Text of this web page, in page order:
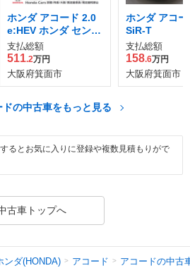
ホンダ アコード 2.0
e:HEV ホンダ センシ
ング 360プラス
支払総額
511.2万円
大阪府箕面市
ホンダ アコ
SiR-T
支払総額
158.6万円
大阪府箕面市
の中古車をもっと見る
するとお気に入りに登録や複数見積もりがで
古車トップへ
ンダ(HONDA) アコード アコードの中古